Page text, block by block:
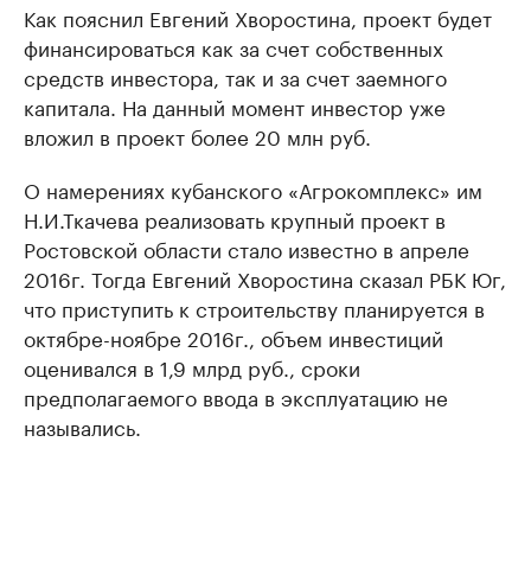
Как пояснил Евгений Хворостина, проект будет
финансироваться как за счет собственных
средств инвестора, так и за счет заемного
капитала. На данный момент инвестор уже
вложил в проект более 20 млн руб.
О намерениях кубанского «Агрокомплекс» им
Н.И.Ткачева реализовать крупный проект в
Ростовской области стало известно в апреле
2016г. Тогда Евгений Хворостина сказал РБК Юг,
что приступить к строительству планируется в
октябре-ноябре 2016г., объем инвестиций
оценивался в 1,9 млрд руб., сроки
предполагаемого ввода в эксплуатацию не
назывались.